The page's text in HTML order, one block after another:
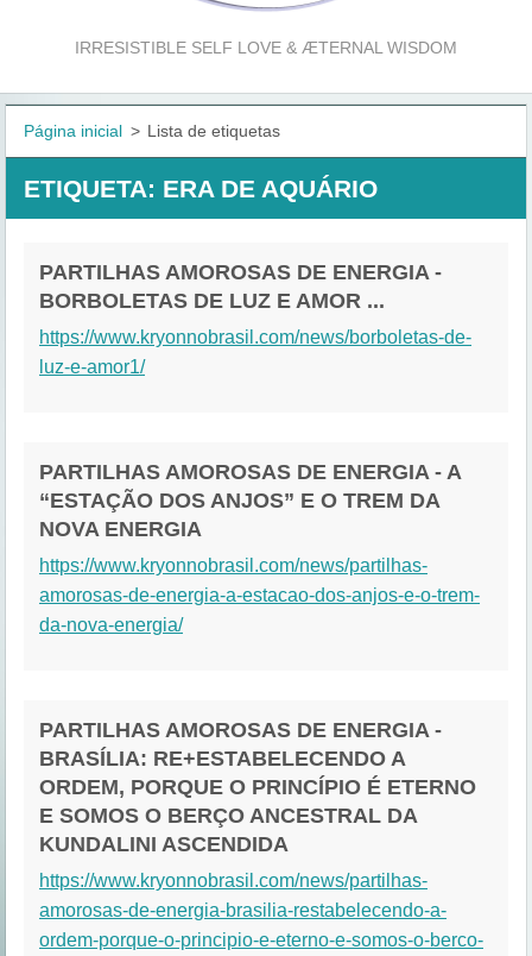
IRRESISTIBLE SELF LOVE & ÆTERNAL WISDOM
Página inicial > Lista de etiquetas
ETIQUETA: ERA DE AQUÁRIO
PARTILHAS AMOROSAS DE ENERGIA -
BORBOLETAS DE LUZ E AMOR ...
https://www.kryonnobrasil.com/news/borboletas-de-
luz-e-amor1/
PARTILHAS AMOROSAS DE ENERGIA - A
“ESTAÇÃO DOS ANJOS” E O TREM DA
NOVA ENERGIA
https://www.kryonnobrasil.com/news/partilhas-
amorosas-de-energia-a-estacao-dos-anjos-e-o-trem-
da-nova-energia/
PARTILHAS AMOROSAS DE ENERGIA -
BRASÍLIA: RE+ESTABELECENDO A
ORDEM, PORQUE O PRINCÍPIO É ETERNO
E SOMOS O BERÇO ANCESTRAL DA
KUNDALINI ASCENDIDA
https://www.kryonnobrasil.com/news/partilhas-
amorosas-de-energia-brasilia-restabelecendo-a-
ordem-porque-o-principio-e-eterno-e-somos-o-berco-